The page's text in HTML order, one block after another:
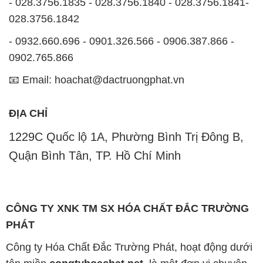
028.3756.1842
- 0932.660.696 - 0901.326.566 - 0906.387.866 -
0902.765.866
📧 Email: hoachat@dactruongphat.vn
ĐỊA CHỈ
1229C Quốc lộ 1A, Phường Bình Trị Đông B,
Quận Bình Tân, TP. Hồ Chí Minh
CÔNG TY XNK TM SX HÓA CHẤT ĐẮC TRƯỜNG
PHÁT
Công ty Hóa Chất Đắc Trường Phát, hoạt động dưới